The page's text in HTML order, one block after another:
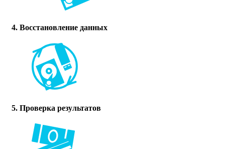
4. Восстановление данных
5. Проверка результатов